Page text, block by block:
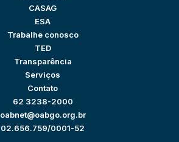
CASAG
ESA
Trabalhe conosco
TED
Transparência
Serviços
Contato
62 3238-2000
oabnet@oabgo.org.br
02.656.759/0001-52